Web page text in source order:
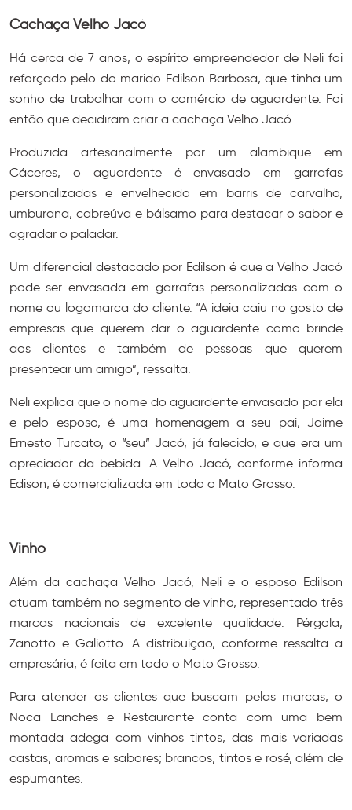
Cachaça Velho Jacó
Há cerca de 7 anos, o espírito empreendedor de Neli foi
reforçado pelo do marido Edilson Barbosa, que tinha um
sonho de trabalhar com o comércio de aguardente. Foi
então que decidiram criar a cachaça Velho Jacó.
Produzida artesanalmente por um alambique em
Cáceres, o aguardente é envasado em garrafas
personalizadas e envelhecido em barris de carvalho,
umburana, cabreúva e bálsamo para destacar o sabor e
agradar o paladar.
Um diferencial destacado por Edilson é que a Velho Jacó
pode ser envasada em garrafas personalizadas com o
nome ou logomarca do cliente. “A ideia caiu no gosto de
empresas que querem dar o aguardente como brinde
aos clientes e também de pessoas que querem
presentear um amigo”, ressalta.
Neli explica que o nome do aguardente envasado por ela
e pelo esposo, é uma homenagem a seu pai, Jaime
Ernesto Turcato, o “seu” Jacó, já falecido, e que era um
apreciador da bebida. A Velho Jacó, conforme informa
Edison, é comercializada em todo o Mato Grosso.
Vinho
Além da cachaça Velho Jacó, Neli e o esposo Edilson
atuam também no segmento de vinho, representado três
marcas nacionais de excelente qualidade: Pérgola,
Zanotto e Galiotto. A distribuição, conforme ressalta a
empresária, é feita em todo o Mato Grosso.
Para atender os clientes que buscam pelas marcas, o
Noca Lanches e Restaurante conta com uma bem
montada adega com vinhos tintos, das mais variadas
castas, aromas e sabores; brancos, tintos e rosé, além de
espumantes.